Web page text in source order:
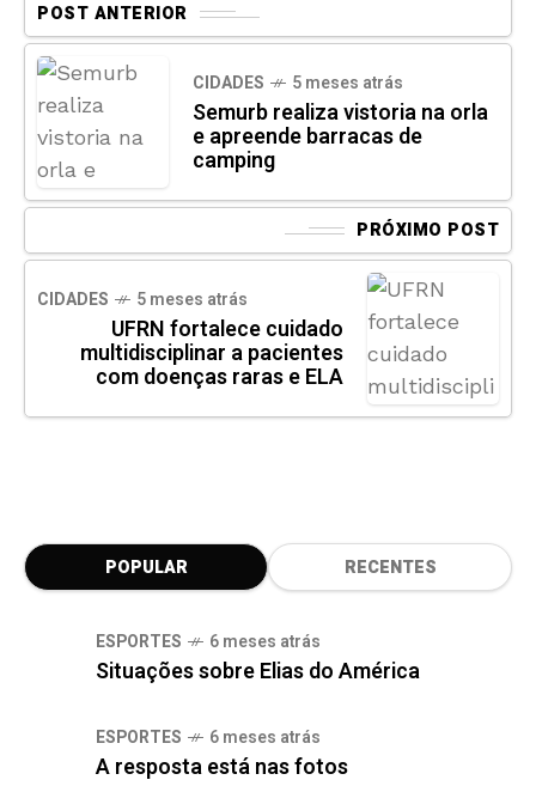
POST ANTERIOR
CIDADES 5 meses atrás
Semurb realiza vistoria na orla
e apreende barracas de
camping
PRÓXIMO POST
CIDADES 5 meses atrás
UFRN fortalece cuidado
multidisciplinar a pacientes
com doenças raras e ELA
POPULAR RECENTES
ESPORTES 6 meses atrás
Situações sobre Elias do América
ESPORTES 6 meses atrás
A resposta está nas fotos